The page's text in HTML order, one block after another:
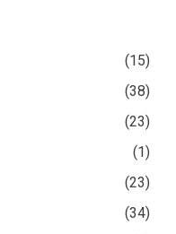
(15)
(38)
(23)
(1)
(23)
(34)